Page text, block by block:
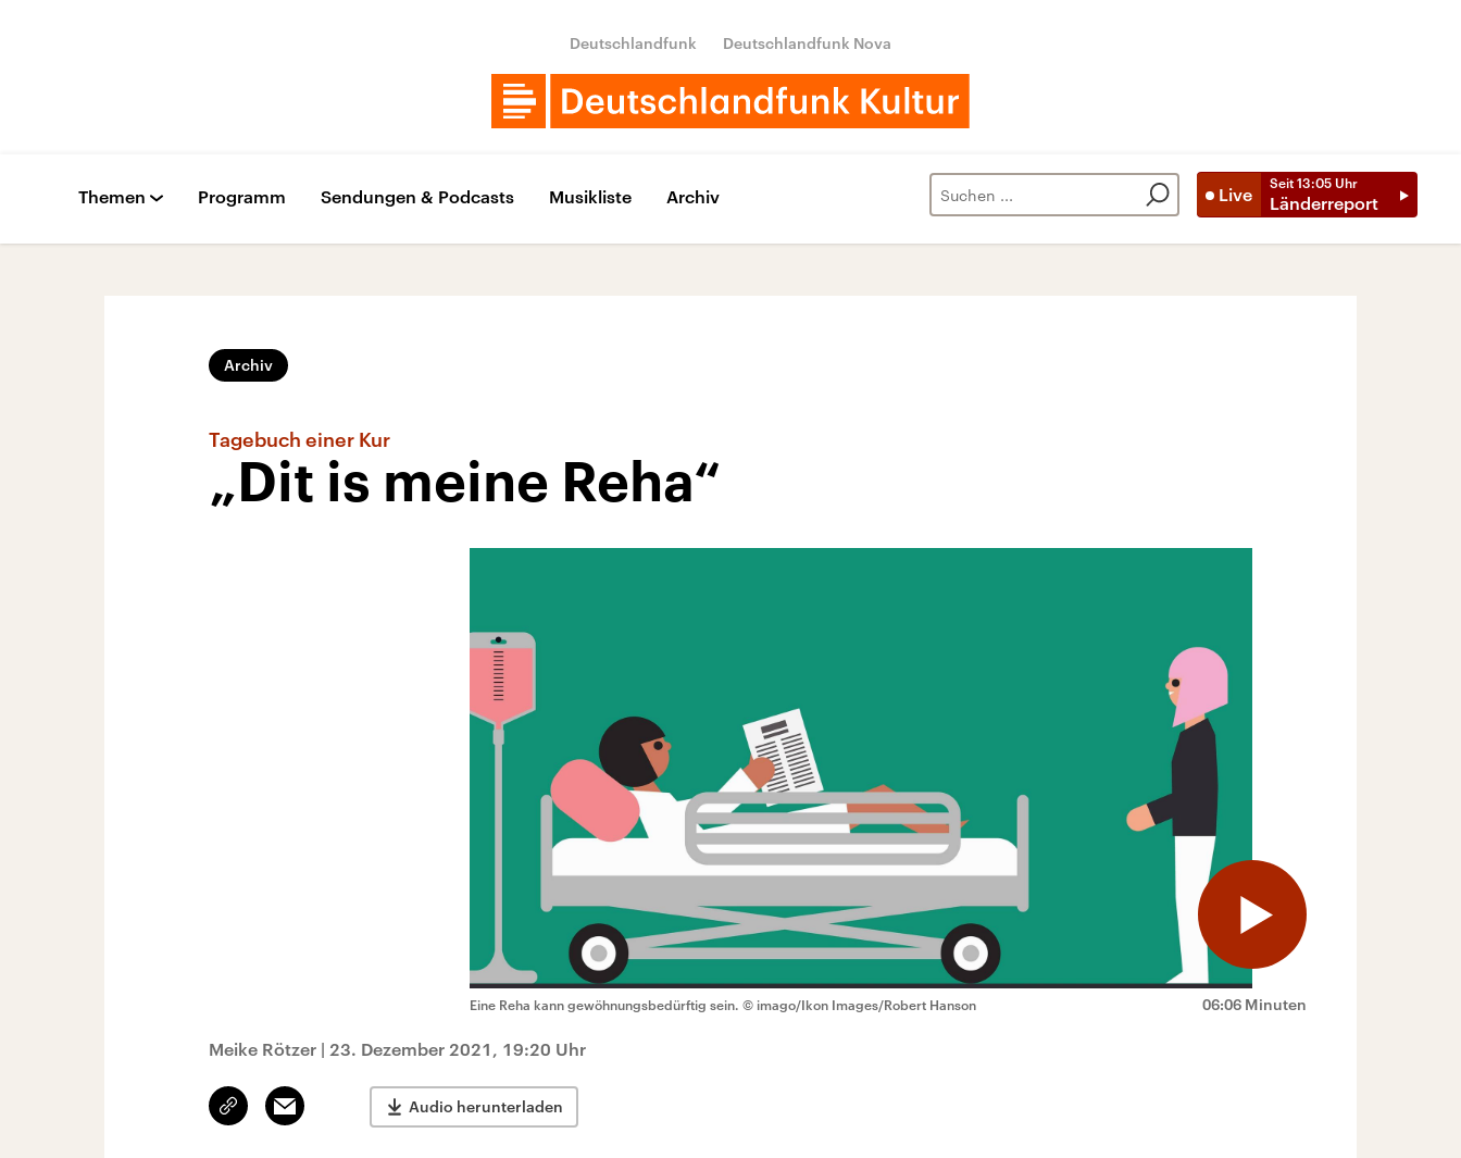
Deutschlandfunk Deutschlandfunk Nova
Live
Seit 13:05 Uhr
Länderreport
Themen Programm Sendungen & Podcasts Musikliste Archiv
Archiv
Tagebuch einer Kur
„Dit is meine Reha“
06:06 Minuten
Eine Reha kann gewöhnungsbedürftig sein. © imago/Ikon Images/Robert Hanson
Meike Rötzer | 23. Dezember 2021, 19:20 Uhr
Link
kopieren/teilen
Email Audio herunterladen